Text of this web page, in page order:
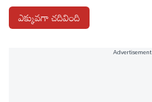
ఎక్కువగా చదివింది
Advertisement